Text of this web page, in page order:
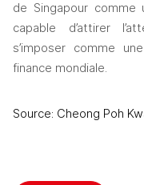
de Singapour
capable d’attirer
s’imposer comme
finance mondiale.
Source: Cheong Poh